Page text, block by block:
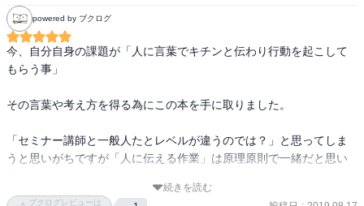
powered by ブクログ
今、自分自身の課題が「人に言葉でキチンと伝わり行動を起こして
もらう事」
その言葉や考え方を得る為にこの本を手に取りました。
「セミナー講師と一般人たとレベルが違うのでは？」と思ってしま
うと思いがちですが「人に伝える作業」は原理原則で一緒だと思い
続きを読む
ブクログレビューは